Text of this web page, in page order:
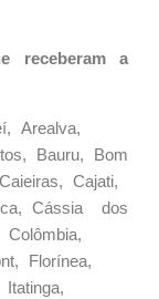
receberam a
Arealva,
Bauru, Bom
Cajati,
Cássia dos
Colômbia,
Florínea,